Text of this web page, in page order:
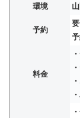
環境
予約
料金